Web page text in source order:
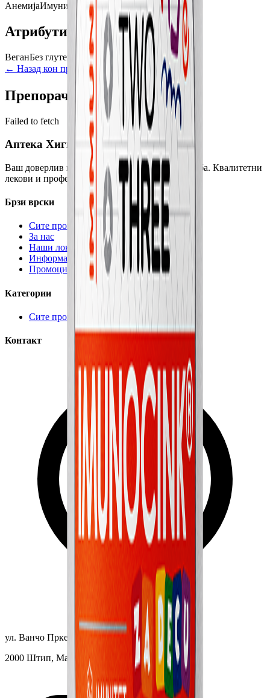
АнемијаИмунитет
Атрибути
ВеганБез глутен АнтиоксидансСуплемент
← Назад кон производи
Додај во кошничка
Препорачани производи
Failed to fetch
Аптека Хигија
Ваш доверлив партнер за здравје и благосостојба. Квалитетни
лекови и професионални совети.
Брзи врски
Сите производи
За нас
Наши локации
Информации за испорака
Промоции
Категории
Сите производи
Контакт
ул. Ванчо Прке, 52Б
2000 Штип, Македонија